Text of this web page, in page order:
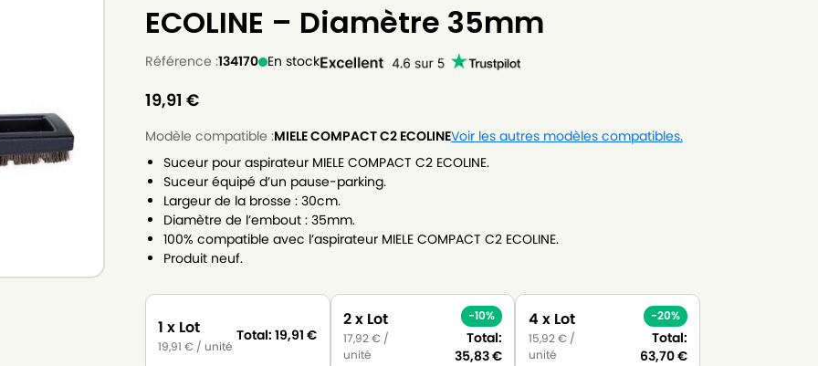
ECOLINE – Diamètre 35mm
Référence :134170 En stock
19,91 €
Modèle compatible :MIELE COMPACT C2 ECOLINEVoir les autres modèles compatibles.
Suceur pour aspirateur MIELE COMPACT C2 ECOLINE.
Suceur équipé d’un pause-parking.
Largeur de la brosse : 30cm.
Diamètre de l’embout : 35mm.
100% compatible avec l’aspirateur MIELE COMPACT C2 ECOLINE.
Produit neuf.
1 x Lot
19,91€ / unité
Total: 19,91 €
2 x Lot
17,92€ /
unité
-10%
Total:
35,83€
4 x Lot
15,92€ /
unité
-20%
Total:
63,70€